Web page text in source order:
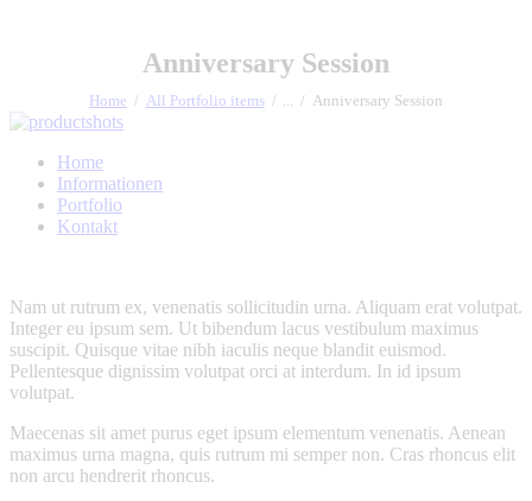
Anniversary Session
Home All Portfolio items ... Anniversary Session
Home
Informationen
Portfolio
Kontakt
Nam ut rutrum ex, venenatis sollicitudin urna. Aliquam erat volutpat.
Integer eu ipsum sem. Ut bibendum lacus vestibulum maximus
suscipit. Quisque vitae nibh iaculis neque blandit euismod.
Pellentesque dignissim volutpat orci at interdum. In id ipsum
volutpat.
Maecenas sit amet purus eget ipsum elementum venenatis. Aenean
maximus urna magna, quis rutrum mi semper non. Cras rhoncus elit
non arcu hendrerit rhoncus.